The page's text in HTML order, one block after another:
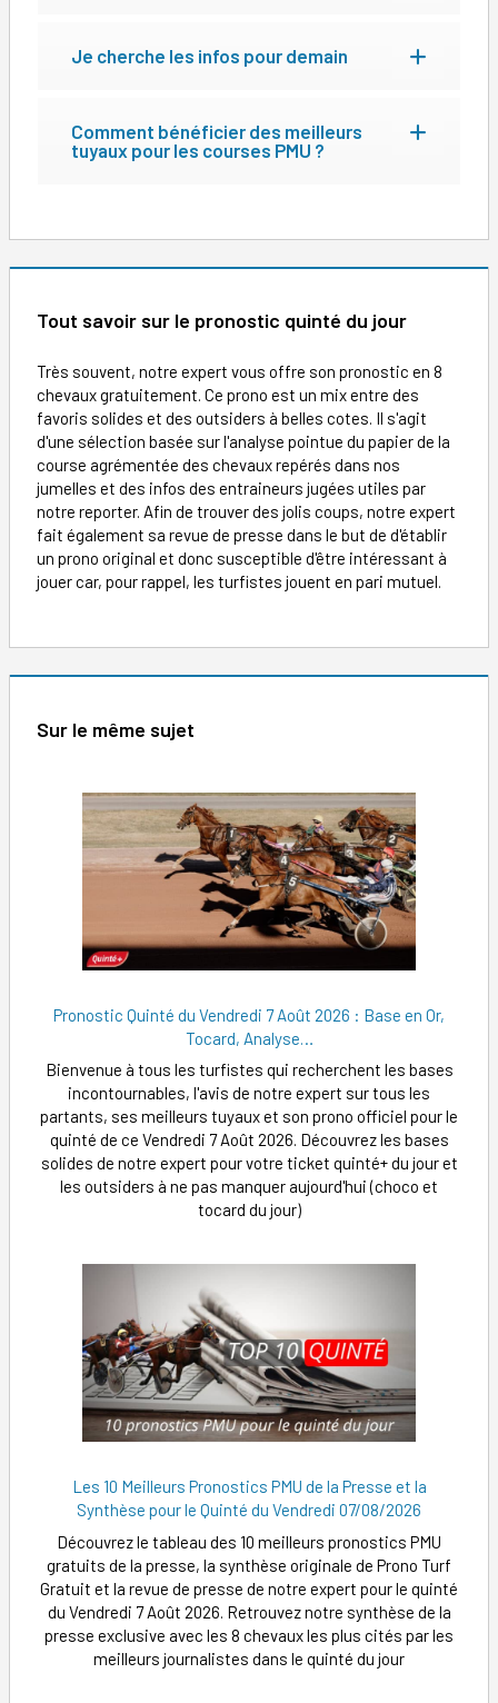
Je cherche les infos pour demain
Comment bénéficier des meilleurs
tuyaux pour les courses PMU ?
Tout savoir sur le pronostic quinté du jour
Très souvent, notre expert vous offre son pronostic en 8
chevaux gratuitement. Ce prono est un mix entre des
favoris solides et des outsiders à belles cotes. Il s'agit
d'une sélection basée sur l'analyse pointue du papier de la
course agrémentée des chevaux repérés dans nos
jumelles et des infos des entraineurs jugées utiles par
notre reporter. Afin de trouver des jolis coups, notre expert
fait également sa revue de presse dans le but de d'établir
un prono original et donc susceptible d'être intéressant à
jouer car, pour rappel, les turfistes jouent en pari mutuel.
Sur le même sujet
Pronostic Quinté du Vendredi 7 Août 2026 : Base en Or,
Tocard, Analyse…
Bienvenue à tous les turfistes qui recherchent les bases
incontournables, l'avis de notre expert sur tous les
partants, ses meilleurs tuyaux et son prono officiel pour le
quinté de ce Vendredi 7 Août 2026. Découvrez les bases
solides de notre expert pour votre ticket quinté+ du jour et
les outsiders à ne pas manquer aujourd'hui (choco et
tocard du jour)
Les 10 Meilleurs Pronostics PMU de la Presse et la
Synthèse pour le Quinté du Vendredi 07/08/2026
Découvrez le tableau des 10 meilleurs pronostics PMU
gratuits de la presse, la synthèse originale de Prono Turf
Gratuit et la revue de presse de notre expert pour le quinté
du Vendredi 7 Août 2026. Retrouvez notre synthèse de la
presse exclusive avec les 8 chevaux les plus cités par les
meilleurs journalistes dans le quinté du jour